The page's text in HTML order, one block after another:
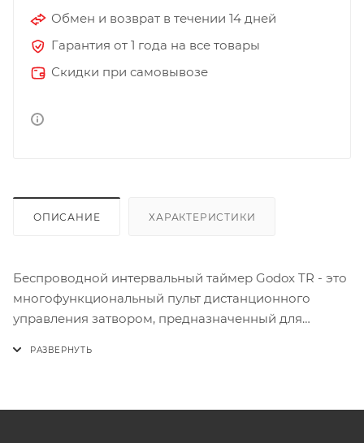
Обмен и возврат в течении 14 дней
Гарантия от 1 года на все товары
Скидки при самовывозе
ОПИСАНИЕ ХАРАКТЕРИСТИКИ
Беспроводной интервальный таймер Godox TR - это
многофункциональный пульт дистанционного
управления затвором, предназначенный для